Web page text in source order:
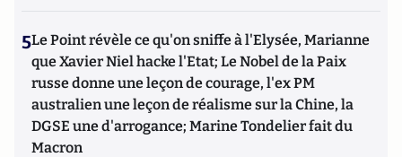
5Le Point révèle ce qu'on sniffe à l'Elysée, Marianne
que Xavier Niel hacke l'Etat; Le Nobel de la Paix
russe donne une leçon de courage, l'ex PM
australien une leçon de réalisme sur la Chine, la
DGSE une d'arrogance; Marine Tondelier fait du
Macron